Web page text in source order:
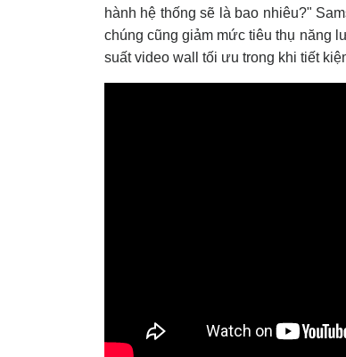
hành hệ thống sẽ là bao nhiêu?"
chúng cũng giảm mức tiêu thụ năng
suất video wall tối ưu trong khi tiết